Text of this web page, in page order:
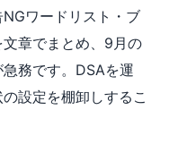
ワードリスト・ブ
章でまとめ、9月の
務です。DSAを運
設定を棚卸しするこ